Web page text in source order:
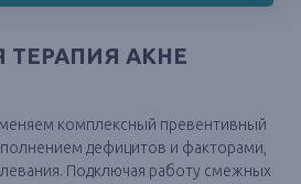
ТЕРАПИЯ АКНЕ
комплексный превентивный
дефицитов и факторами,
Подключая работу смежных